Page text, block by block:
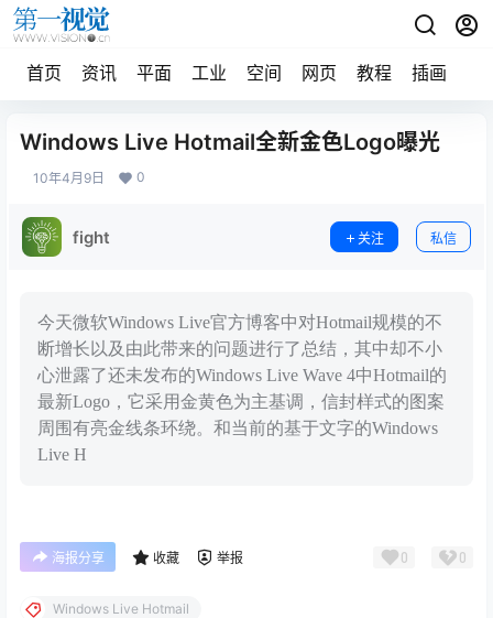
首页 资讯 平面 工业 空间 网页 教程 插画
Windows Live Hotmail全新金色Logo曝光
10年4月9日 0
fight 关注 私信
今天微软Windows Live官方博客中对Hotmail规模的不
断增长以及由此带来的问题进行了总结，其中却不小
心泄露了还未发布的Windows Live Wave 4中Hotmail的
最新Logo，它采用金黄色为主基调，信封样式的图案
周围有亮金线条环绕。和当前的基于文字的Windows
Live H
海报分享 收藏 举报 0 0
Windows Live Hotmail